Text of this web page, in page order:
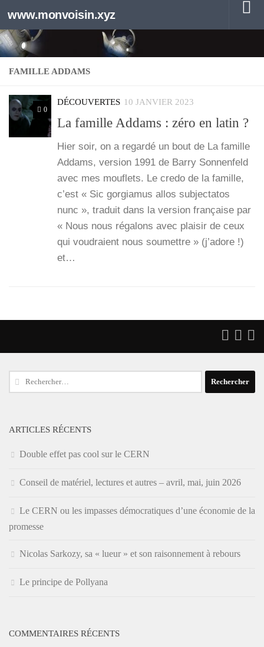
Au dessous du contenu
www.monvoisin.xyz
FAMILLE ADDAMS
0
DÉCOUVERTES 10 JANVIER 2023
La famille Addams : zéro en latin ?
Hier soir, on a regar­dé un bout de La famille
Addams, ver­sion 1991 de Bar­ry Son­nen­feld
avec mes mou­flets. Le cre­do de la famille,
c’est « Sic gor­gia­mus allos sub­jec­ta­tos
nunc », tra­duit dans la ver­sion fran­çaise par
« Nous nous réga­lons avec plai­sir de ceux
qui vou­draient nous sou­mettre » (j’a­dore !)
et…
Rechercher :
ARTICLES RÉCENTS
Double effet pas cool sur le CERN
Conseil de matériel, lectures et autres – avril, mai, juin 2026
Le CERN ou les impasses démocratiques d’une économie de la
promesse
Nicolas Sarkozy, sa « lueur » et son raisonnement à rebours
Le principe de Pollyana
COMMENTAIRES RÉCENTS